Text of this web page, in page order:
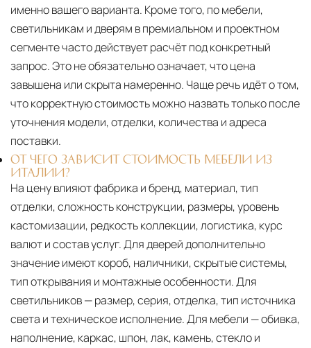
именно вашего варианта. Кроме того, по мебели,
светильникам и дверям в премиальном и проектном
сегменте часто действует расчёт под конкретный
запрос. Это не обязательно означает, что цена
завышена или скрыта намеренно. Чаще речь идёт о том,
что корректную стоимость можно назвать только после
уточнения модели, отделки, количества и адреса
поставки.
ОТ ЧЕГО ЗАВИСИТ СТОИМОСТЬ МЕБЕЛИ ИЗ
ИТАЛИИ?
На цену влияют фабрика и бренд, материал, тип
отделки, сложность конструкции, размеры, уровень
кастомизации, редкость коллекции, логистика, курс
валют и состав услуг. Для дверей дополнительно
значение имеют короб, наличники, скрытые системы,
тип открывания и монтажные особенности. Для
светильников — размер, серия, отделка, тип источника
света и техническое исполнение. Для мебели — обивка,
наполнение, каркас, шпон, лак, камень, стекло и